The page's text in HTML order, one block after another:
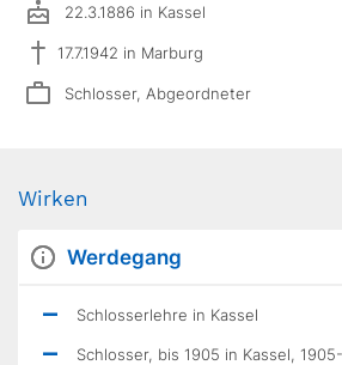
22.3.1886 in Kassel
17.7.1942 in Marburg
Schlosser, Abgeordneter
Wirken
Werdegang
Schlosserlehre in Kassel
Schlosser, bis 1905 in Kassel,